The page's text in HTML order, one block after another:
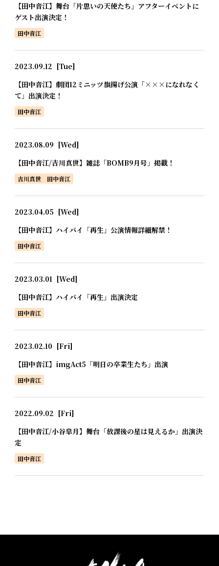
【田中音江】舞台「片思いの天使たち」アフターイベントに
ゲスト出演決定！
田中音江
2023.09.12 [Tue]
【田中音江】劇団12ミニッツ旗揚げ公演「×××になれなく
て」出演決定！
田中音江
2023.08.09 [Wed]
【田中音江/吉川真世】雑誌「BOMB9月号」掲載！
吉川真世 田中音江
2023.04.05 [Wed]
【田中音江】ハイバイ「再生」公演情報詳細解禁！
田中音江
2023.03.01 [Wed]
【田中音江】ハイバイ「再生」出演決定
田中音江
2023.02.10 [Fri]
【田中音江】imgAct5「明日の卒業生たち」出演
田中音江
2022.09.02 [Fri]
【田中音江/小谷皐月】舞台「放課後の星は見えるか」出演決
定
田中音江